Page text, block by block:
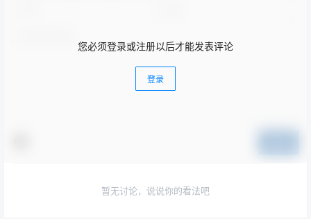
您必须登录或注册以后才能发表评论
登录
暂无讨论，说说你的看法吧